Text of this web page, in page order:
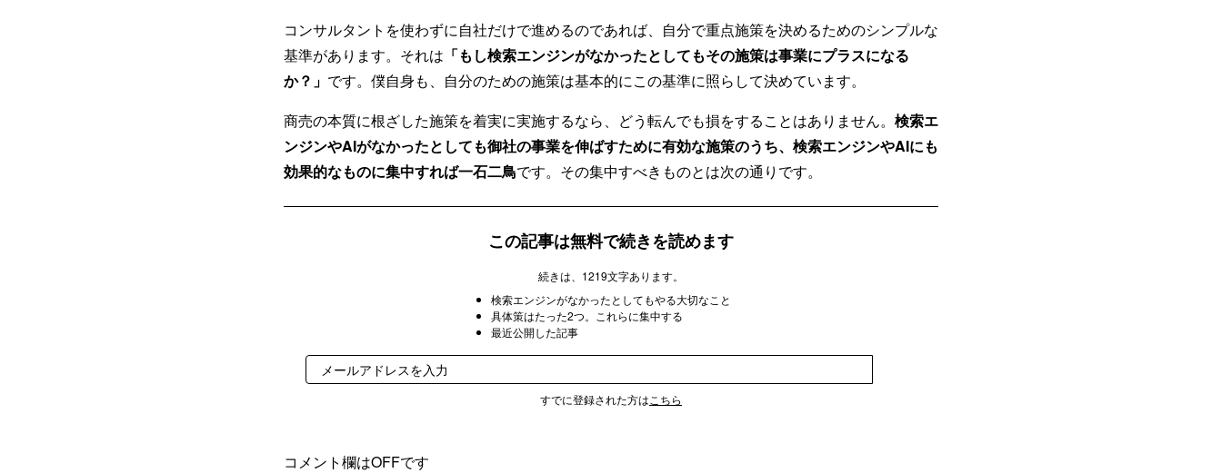
コンサルタントを使わずに自社だけで進めるのであれば、自分で重点施策を決めるためのシンプルな
基準があります。それは 「もし検索エンジンがなかったとしてもその施策は事業にプラスになる
か？」 です。僕自身も、自分のための施策は基本的にこの基準に照らして決めています。
商売の本質に根ざした施策を着実に実施するなら、どう転んでも損をすることはありません。 検索エ
ンジンやAIがなかったとしても御社の事業を伸ばすために有効な施策のうち、検索エンジンやAIにも
効果的なものに集中すれば一石二鳥です。その集中すべきものとは次の通りです。
この記事は無料で続きを読めます
続きは、1219文字あります。
検索エンジンがなかったとしてもやる大切なこと
具体策はたった2つ。これらに集中する
最近公開した記事
すでに登録された方は こちら
コメント欄はOFFです